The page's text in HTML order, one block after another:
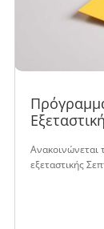
Ανακοινώνεται
εξεταστικής